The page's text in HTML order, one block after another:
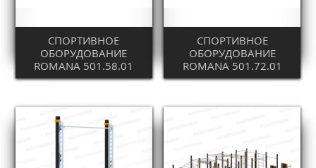
СПОРТИВНОЕ
ОБОРУДОВАНИЕ
ROMANA 501.58.01
СПОРТИВНОЕ
ОБОРУДОВАНИЕ
ROMANA 501.72.01